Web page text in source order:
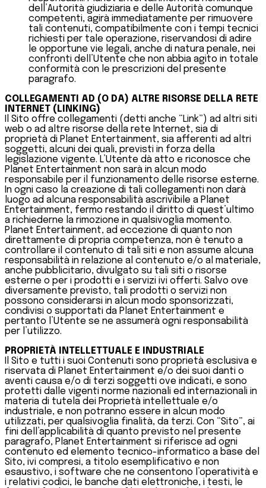
dell’Autorità giudiziaria e delle Autorità comunque
competenti, agirà immediatamente per rimuovere
tali contenuti, compatibilmente con i tempi tecnici
richiesti per tale operazione, riservandosi di adire
le opportune vie legali, anche di natura penale, nei
confronti dell’Utente che non abbia agito in totale
conformità con le prescrizioni del presente
paragrafo.
COLLEGAMENTI AD (O DA) ALTRE RISORSE DELLA RETE
INTERNET (LINKING)
Il Sito offre collegamenti (detti anche “Link”) ad altri siti
web o ad altre risorse della rete Internet, sia di
proprietà di Planet Entertainment, sia afferenti ad altri
soggetti, alcuni dei quali, previsti in forza della
legislazione vigente. L’Utente dà atto e riconosce che
Planet Entertainment non sarà in alcun modo
responsabile per il funzionamento delle risorse esterne.
In ogni caso la creazione di tali collegamenti non darà
luogo ad alcuna responsabilità ascrivibile a Planet
Entertainment, fermo restando il diritto di quest’ultimo
a richiederne la rimozione in qualsivoglia momento.
Planet Entertainment, ad eccezione di quanto non
direttamente di propria competenza, non è tenuto a
controllare il contenuto di tali siti e non assume alcuna
responsabilità in relazione al contenuto e/o al materiale,
anche pubblicitario, divulgato su tali siti o risorse
esterne o per i prodotti e i servizi ivi offerti. Salvo ove
diversamente previsto, tali prodotti o servizi non
possono considerarsi in alcun modo sponsorizzati,
condivisi o supportati da Planet Entertainment e
pertanto l’Utente se ne assumerà ogni responsabilità
per l’utilizzo.
PROPRIETÀ INTELLETTUALE E INDUSTRIALE
Il Sito e tutti i suoi Contenuti sono proprietà esclusiva e
riservata di Planet Entertainment e/o dei suoi danti o
aventi causa e/o di terzi soggetti ove indicati, e sono
protetti dalle vigenti norme nazionali ed internazionali in
materia di tutela dei Proprietà intellettuale e/o
industriale, e non potranno essere in alcun modo
utilizzati, per qualsivoglia finalità, da terzi. Con “Sito”, ai
fini dell’applicabilità di quanto previsto nel presente
paragrafo, Planet Entertainment si riferisce ad ogni
contenuto ed elemento tecnico-informatico a base del
Sito, ivi compresi, a titolo esemplificativo e non
esaustivo, i software che ne consentono l’operatività e
i relativi codici, le banche dati elettroniche, i testi, le